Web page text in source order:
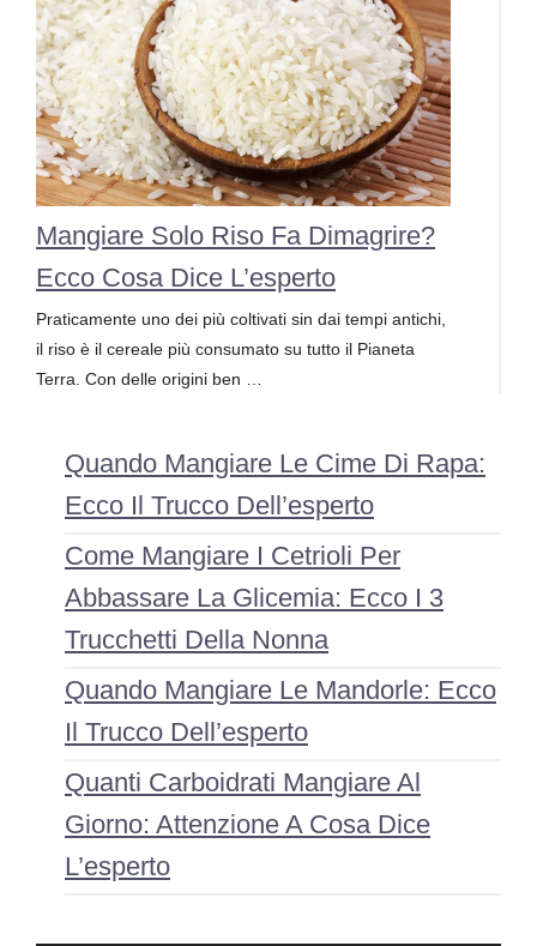
Mangiare Solo Riso Fa Dimagrire?
Ecco Cosa Dice L’esperto
Praticamente uno dei più coltivati sin dai tempi antichi,
il riso è il cereale più consumato su tutto il Pianeta
Terra. Con delle origini ben …
Quando Mangiare Le Cime Di Rapa:
Ecco Il Trucco Dell’esperto
Come Mangiare I Cetrioli Per
Abbassare La Glicemia: Ecco I 3
Trucchetti Della Nonna
Quando Mangiare Le Mandorle: Ecco
Il Trucco Dell’esperto
Quanti Carboidrati Mangiare Al
Giorno: Attenzione A Cosa Dice
L’esperto